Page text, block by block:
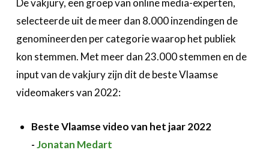
De vakjury, een groep van online media-experten,
selecteerde uit de meer dan 8.000 inzendingen de
genomineerden per categorie waarop het publiek
kon stemmen. Met meer dan 23.000 stemmen en de
input van de vakjury zijn dit de beste Vlaamse
videomakers van 2022:
Beste Vlaamse video van het jaar 2022
-Jonatan Medart